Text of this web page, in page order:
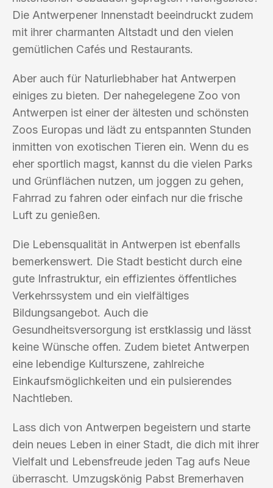
Die Antwerpener Innenstadt beeindruckt zudem
mit ihrer charmanten Altstadt und den vielen
gemütlichen Cafés und Restaurants.
Aber auch für Naturliebhaber hat Antwerpen
einiges zu bieten. Der nahegelegene Zoo von
Antwerpen ist einer der ältesten und schönsten
Zoos Europas und lädt zu entspannten Stunden
inmitten von exotischen Tieren ein. Wenn du es
eher sportlich magst, kannst du die vielen Parks
und Grünflächen nutzen, um joggen zu gehen,
Fahrrad zu fahren oder einfach nur die frische
Luft zu genießen.
Die Lebensqualität in Antwerpen ist ebenfalls
bemerkenswert. Die Stadt besticht durch eine
gute Infrastruktur, ein effizientes öffentliches
Verkehrssystem und ein vielfältiges
Bildungsangebot. Auch die
Gesundheitsversorgung ist erstklassig und lässt
keine Wünsche offen. Zudem bietet Antwerpen
eine lebendige Kulturszene, zahlreiche
Einkaufsmöglichkeiten und ein pulsierendes
Nachtleben.
Lass dich von Antwerpen begeistern und starte
dein neues Leben in einer Stadt, die dich mit ihrer
Vielfalt und Lebensfreude jeden Tag aufs Neue
überrascht. Umzugskönig Pabst Bremerhaven